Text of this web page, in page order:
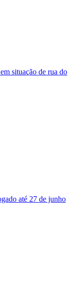
situação de rua do
até 27 de junho